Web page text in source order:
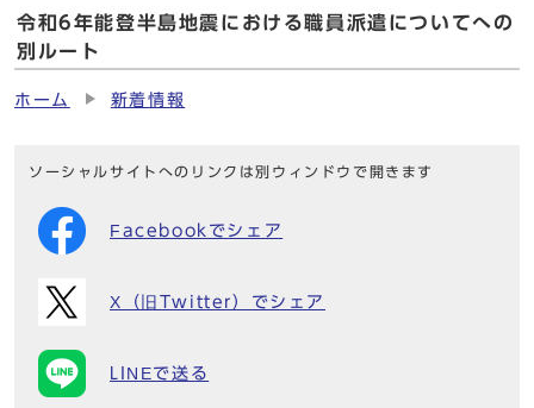
令和6年能登半島地震における職員派遣についてへの
別ルート
ホーム 新着情報
ソーシャルサイトへのリンクは別ウィンドウで開きます
Facebookでシェア
X（旧Twitter）でシェア
LINEで送る